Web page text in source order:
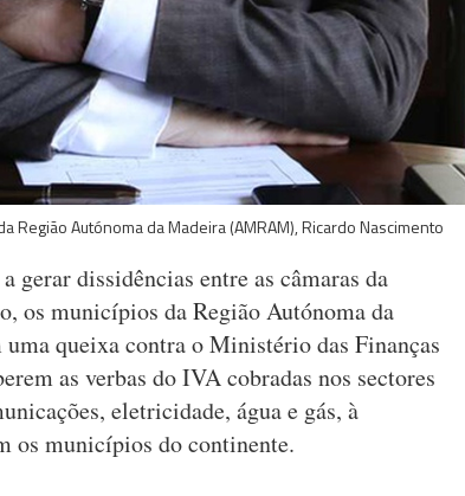
Região Autónoma da Madeira (AMRAM), Ricardo Nascimento
gerar dissidências entre as câmaras da
os municípios da Região Autónoma da
queixa contra o Ministério das Finanças
as verbas do IVA cobradas nos sectores
eletricidade, água e gás, à
os municípios do continente.